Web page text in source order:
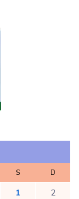
S D
1
2